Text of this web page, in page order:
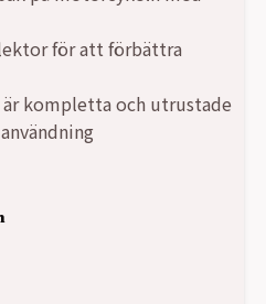
för att förbättra
kompletta och utrustade